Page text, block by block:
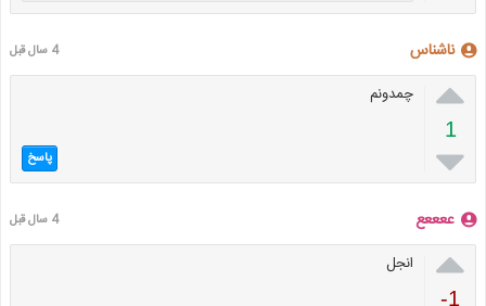
ناشناس 4 سال قبل

1

چمدونم
پاسخ
ععععع 4 سال قبل

-1
انجل